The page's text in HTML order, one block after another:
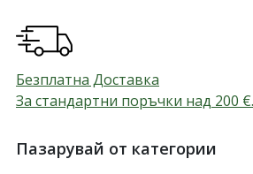
Безплатна Доставка
За стандартни поръчки над 200 €.
Пазарувай от категории